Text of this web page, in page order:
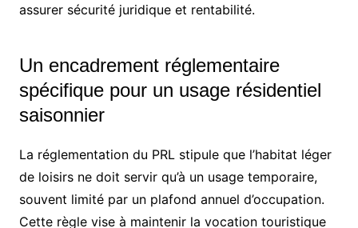
assurer sécurité juridique et rentabilité.
Un encadrement réglementaire
spécifique pour un usage résidentiel
saisonnier
La réglementation du PRL stipule que l’habitat léger
de loisirs ne doit servir qu’à un usage temporaire,
souvent limité par un plafond annuel d’occupation.
Cette règle vise à maintenir la vocation touristique